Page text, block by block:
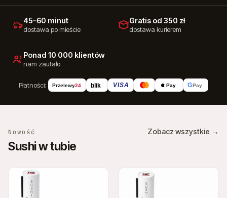
45–60 minut
dostawa po mieście
Gratis od 350 zł
dostawa kurierem
Ponad 10 000 klientów
nam zaufało
Płatności: Przelewy24 blik VISA Pay GPay
Nowość
Sushi w tubie
Zobacz wszystkie →